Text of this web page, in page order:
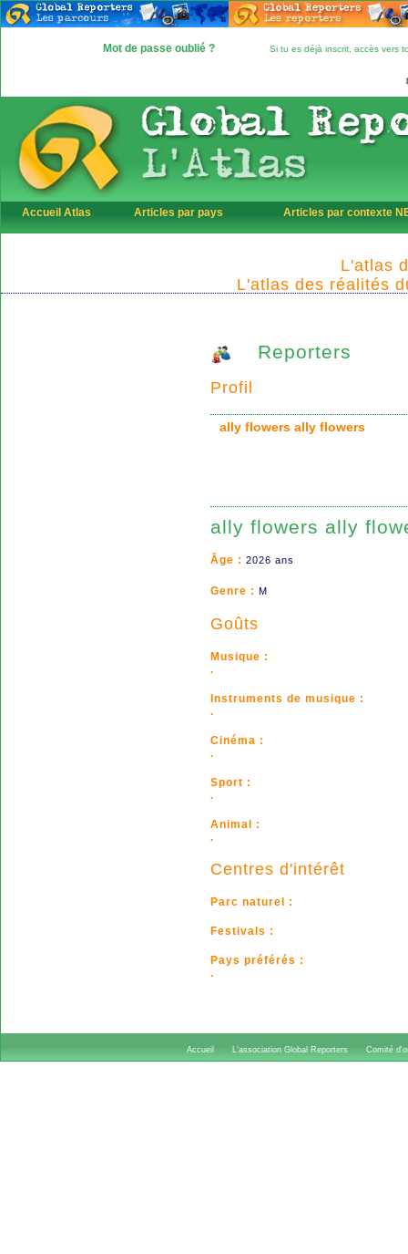
Mot de passe oublié ? Si tu es déjà inscrit, accès vers
Accueil Atlas Articles par pays Articles par contexte
L'atlas
L'atlas des réalités
Reporters
Profil
ally flowers ally flowers
ally flowers ally
Âge : 2026 ans
Genre : M
Goûts
Musique :
.
Instruments de musique :
.
Cinéma :
.
Sport :
.
Animal :
.
Centres d'intérêt
Parc naturel :
Festivals :
Pays préférés :
.
Accueil L'association Global Reporters Comité